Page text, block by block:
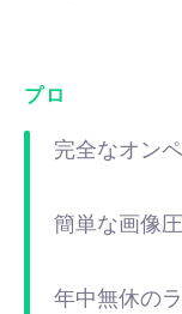
プロ
完全なオン
簡単な画像
年中無休の